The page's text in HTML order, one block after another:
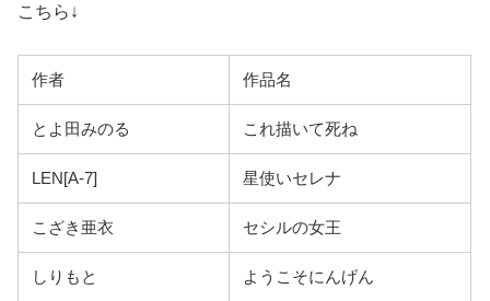
こちら↓
作者 作品名
とよ田みのる これ描いて死ね
LEN[A-7] 星使いセレナ
こざき亜衣 セシルの女王
しりもと ようこそにんげん